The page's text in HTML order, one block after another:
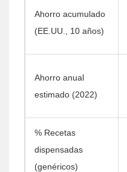
Ahorro acumulado
(EE.UU., 10 años)
Ahorro anual
estimado (2022)
% Recetas
dispensadas
(genéricos)